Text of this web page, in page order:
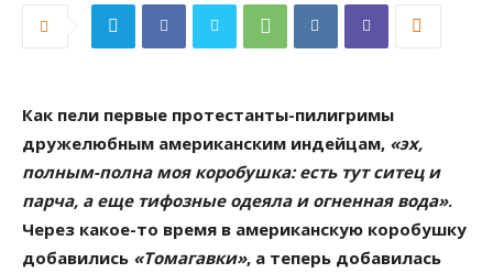
Как пели первые протестанты-пилигримы
дружелюбным американским индейцам, «эх,
полным-полна моя коробушка: есть тут ситец и
парча, а еще тифозные одеяла и огненная вода».
Через какое-то время в американскую коробушку
добавились «Томагавки», а теперь добавилась